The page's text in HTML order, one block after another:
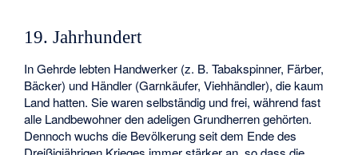
19. Jahrhundert
In Gehrde lebten Handwerker (z. B. Tabakspinner, Färber,
Bäcker) und Händler (Garnkäufer, Viehhändler), die kaum
Land hatten. Sie waren selbständig und frei, während fast
alle Landbewohner den adeligen Grundherren gehörten.
Dennoch wuchs die Bevölkerung seit dem Ende des